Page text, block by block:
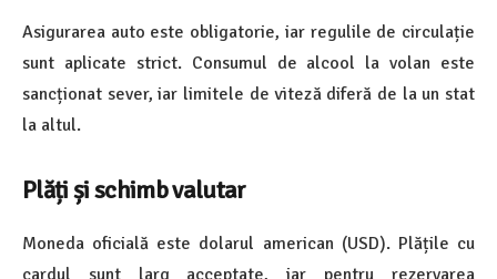
Asigurarea auto este obligatorie, iar regulile de circulație
sunt aplicate strict. Consumul de alcool la volan este
sancționat sever, iar limitele de viteză diferă de la un stat
la altul.
Plăți și schimb valutar
Moneda oficială este dolarul american (USD). Plățile cu